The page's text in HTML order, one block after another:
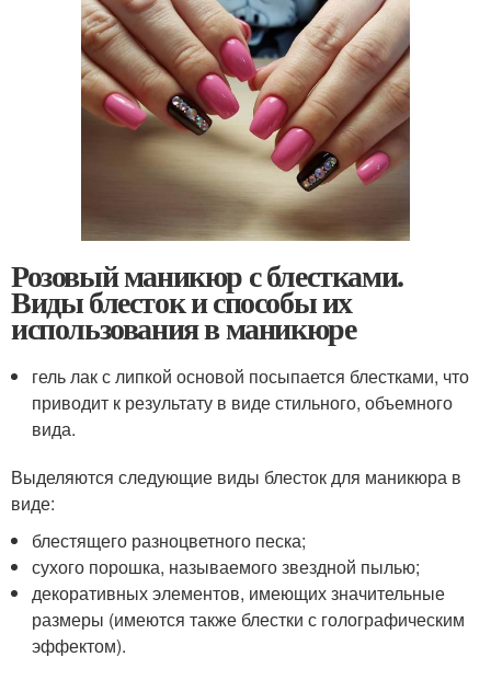
Розовый маникюр с блестками.
Виды блесток и способы их
использования в маникюре
гель лак с липкой основой посыпается блестками, что
приводит к результату в виде стильного, объемного
вида.
Выделяются следующие виды блесток для маникюра в
виде:
блестящего разноцветного песка;
сухого порошка, называемого звездной пылью;
декоративных элементов, имеющих значительные
размеры (имеются также блестки с голографическим
эффектом).